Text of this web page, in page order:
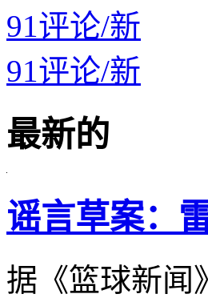
91评论/新
91评论/新
最新的
谣言草案：
据《篮球新闻